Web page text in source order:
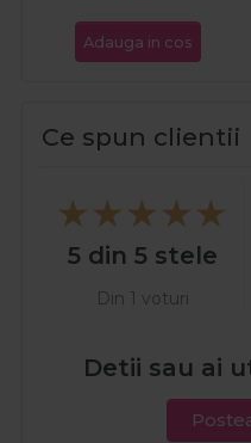
Adauga in cos
Ce spun clientii
5 din 5 stele
Din 1 voturi
Detii sau ai